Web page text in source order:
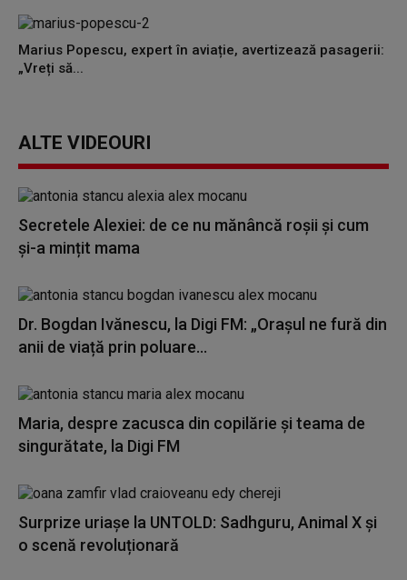
Marius Popescu, expert în aviație, avertizează pasagerii:
„Vreți să...
ALTE VIDEOURI
Secretele Alexiei: de ce nu mănâncă roșii și cum
și-a mințit mama
Dr. Bogdan Ivănescu, la Digi FM: „Orașul ne fură din
anii de viață prin poluare...
Maria, despre zacusca din copilărie și teama de
singurătate, la Digi FM
Surprize uriașe la UNTOLD: Sadhguru, Animal X și
o scenă revoluționară